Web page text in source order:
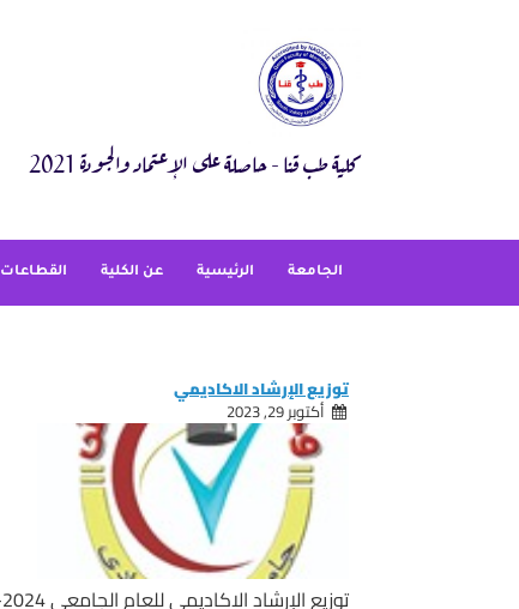
كلية طب قنا - حاصلة على الإعتماد والجودة 2021
الجامعة الرئيسية عن الكلية القطاعات
توزيع الإرشاد الاكاديمي
أكتوبر 29, 2023